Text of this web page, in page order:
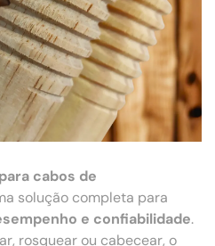
cabos de
solução completa para
e confiabilidade.
rosquear ou cabecear, o